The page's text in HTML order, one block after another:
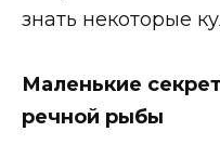
знать некоторые
Маленькие
речной рыбы